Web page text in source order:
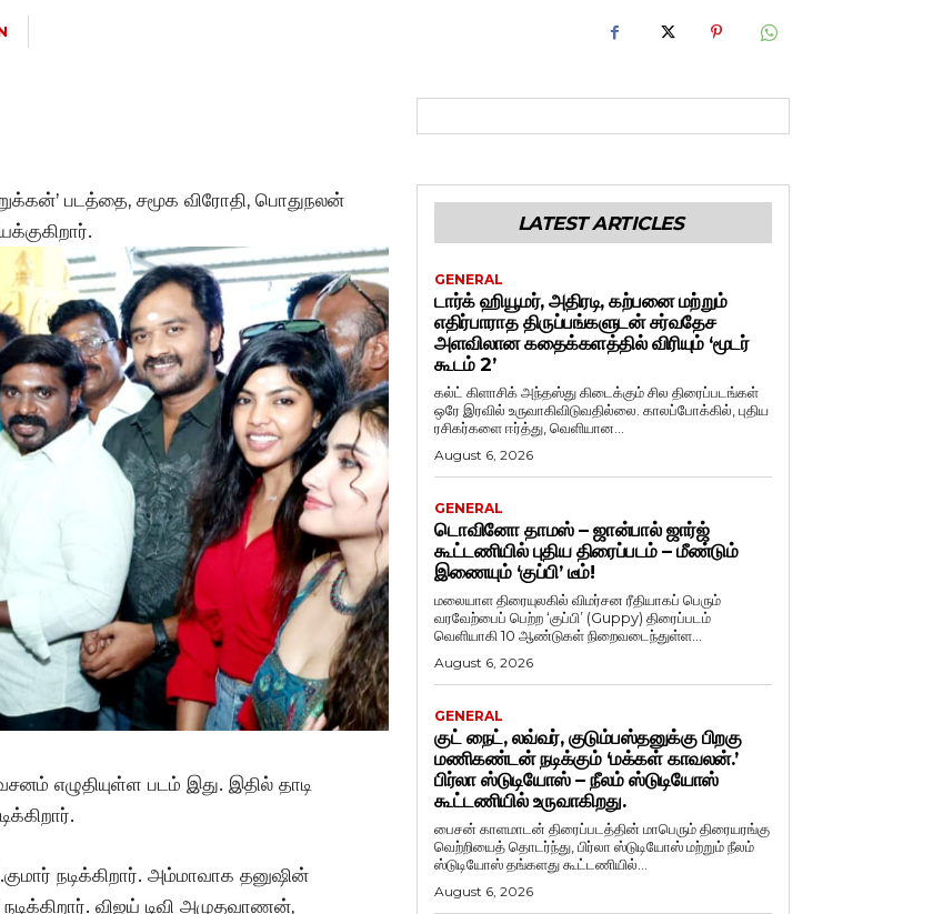
படத்தை, சமூக விரோதி, பொதுநலன்
எழுதியுள்ள படம் இது. இதில் தாடி
நடிக்கிறார். அம்மாவாக தனுஷின்
விஜய் டிவி அமுதவாணன்,
LATEST ARTICLES
GENERAL
டார்க் ஹியூமர், அதிரடி, கற்பனை மற்றும்
எதிர்பாராத திருப்பங்களுடன் சர்வதேச
அளவிலான கதைக்களத்தில் விரியும் ‘மூடர்
கூடம் 2’
கல்ட் கிளாசிக் அந்தஸ்து கிடைக்கும் சில திரைப்படங்கள்
ஒரே இரவில் உருவாகிவிடுவதில்லை. காலப்போக்கில், புதிய
ரசிகர்களை ஈர்த்து, வெளியான...
August 6, 2026
GENERAL
டொவினோ தாமஸ் – ஜான்பால் ஜார்ஜ்
கூட்டணியில் புதிய திரைப்படம் – மீண்டும்
இணையும் ‘குப்பி’ டீம்!
மலையாள திரையுலகில் விமர்சன ரீதியாகப் பெரும்
வரவேற்பைப் பெற்ற ‘குப்பி’ (Guppy) திரைப்படம்
வெளியாகி 10 ஆண்டுகள் நிறைவடைந்துள்ள...
August 6, 2026
GENERAL
குட் நைட், லவ்வர், குடும்பஸ்தனுக்கு பிறகு
மணிகண்டன் நடிக்கும் ‘மக்கள் காவலன்.’
பிர்லா ஸ்டுடியோஸ் – நீலம் ஸ்டுடியோஸ்
கூட்டணியில் உருவாகிறது.
பைசன் காளமாடன் திரைப்படத்தின் மாபெரும் திரையரங்கு
வெற்றியைத் தொடர்ந்து, பிர்லா ஸ்டுடியோஸ் மற்றும் நீலம்
ஸ்டுடியோஸ் தங்களது கூட்டணியில்...
August 6, 2026